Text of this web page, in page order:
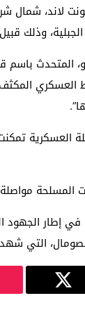
لاند، شمال
وذلك
المتحدث باسم
العسكري
إطار الجهود
التي